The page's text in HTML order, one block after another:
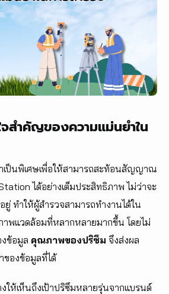
จสำคัญของความแม่นยำใน
เป็นพิเศษเพื่อให้สามารถสะท้อนสัญญาณ
ได้อย่างเต็มประสิทธิภาพ ไม่ว่าจะ
ยู่ ทำให้ผู้สำรวจสามารถทำงานได้ใน
าพแวดล้อมที่หลากหลายมากขึ้น โดยไม่
ข้อมูล คุณภาพของปริซึม จึงส่งผล
ของข้อมูลที่ได้
ห้เห็นถึงเป้าปริซึมหลายรุ่นจากแบรนด์